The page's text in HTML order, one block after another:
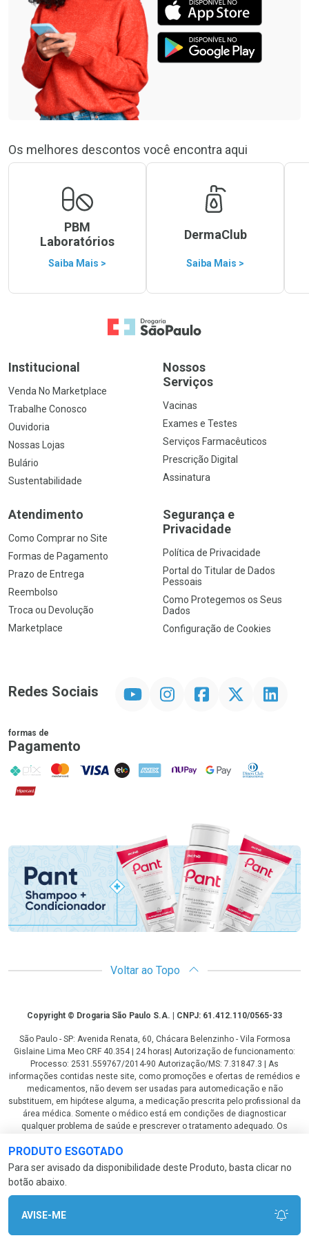
PRODUTO ESGOTADO
Para ser avisado da disponibilidade deste Produto, basta clicar no
botão abaixo.
AVISE-ME
Os melhores descontos você encontra aqui
PBM
Laboratórios
Saiba Mais >
DermaClub
Saiba Mais >
Ir para a Home
Institucional
Venda No Marketplace
Trabalhe Conosco
Ouvidoria
Nossas Lojas
Bulário
Sustentabilidade
Nossos
Serviços
Vacinas
Exames e Testes
Serviços Farmacêuticos
Prescrição Digital
Assinatura
Atendimento
Como Comprar no Site
Formas de Pagamento
Prazo de Entrega
Reembolso
Troca ou Devolução
Marketplace
Segurança e
Privacidade
Política de Privacidade
Portal do Titular de Dados
Pessoais
Como Protegemos os Seus
Dados
Configuração de Cookies
Redes Sociais InstagramFacebook Linkedin
formas de
Pagamento
PIX MasterCard
VISA ELO AMEX NuPay Google PayDiners Club
Hipercard
Promoção em Destaque
Voltar ao Topo
CopyrightCopyright © Drogaria São Paulo S.A. | CNPJ: 61.412.110/0565-33
São Paulo - SP: Avenida Renata, 60, Chácara Belenzinho - Vila Formosa
Gislaine Lima Meo CRF 40.354 | 24 horas| Autorização de funcionamento:
Processo: 2531.559767/2014-90 Autorização/MS: 7.31847.3 | As
informações contidas neste site, como promoções e ofertas de remédios e
medicamentos, não devem ser usadas para automedicação e não
substituem, em hipótese alguma, a medicação prescrita pelo profissional da
área médica. Somente o médico está em condições de diagnosticar
qualquer problema de saúde e prescrever o tratamento adequado. Os
fotos contidas em nosso site são meramente ilustrativas. *Preços e
disponibilidade sujeitos a alterações no decorrer do dia. Antibióticos e
antimicrobianos vendas apenas em lojas físicas ou televendas. Portaria nº
344 - 01/02/1999 - Ministério da Saúde. Horário de funcionamento Central